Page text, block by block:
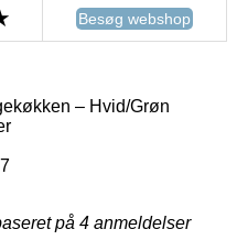
Besøg webshop
– Hvid/Grøn
på 4 anmeldelser